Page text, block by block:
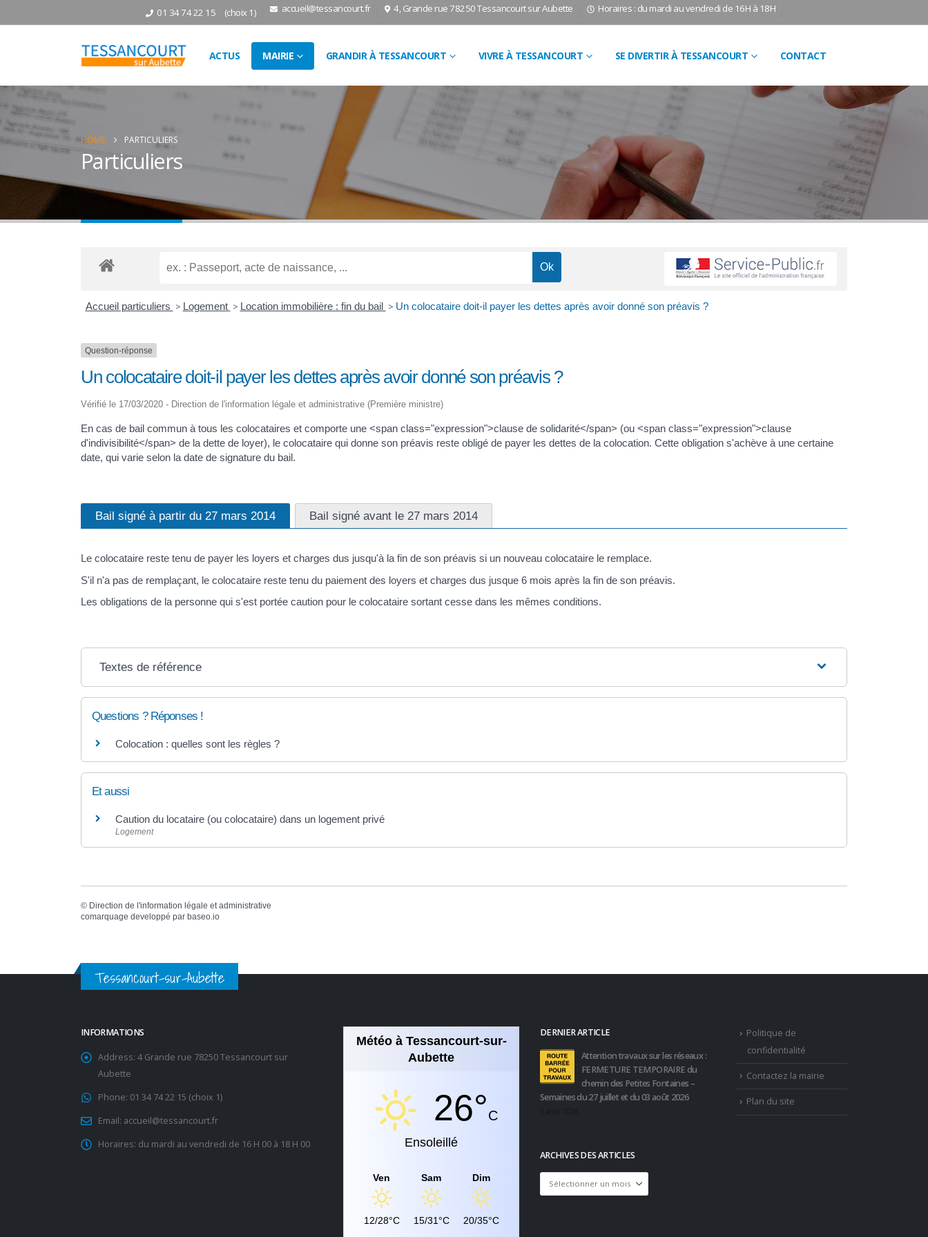
01 34 74 22 15 (choix 1) accueil@tessancourt.fr 4, Grande rue 78250 Tessancourt sur Aubette Horaires : du mardi au vendredi de 16H à 18H
ACTUS MAIRIE GRANDIR À TESSANCOURT VIVRE À TESSANCOURT SE DIVERTIR À TESSANCOURT CONTACT
HOME PARTICULIERS
Particuliers
Accueil particuliers > Logement > Location immobilière : fin du bail > Un colocataire doit-il payer les dettes après avoir donné son préavis ?
Question-réponse
Un colocataire doit-il payer les dettes après avoir donné son préavis ?
Vérifié le 17/03/2020 - Direction de l'information légale et administrative (Première ministre)
En cas de bail commun à tous les colocataires et comporte une <span class="expression">clause de solidarité</span> (ou <span class="expression">clause
d'indivisibilité</span> de la dette de loyer), le colocataire qui donne son préavis reste obligé de payer les dettes de la colocation. Cette obligation s'achève à une certaine
date, qui varie selon la date de signature du bail.
Bail signé à partir du 27 mars 2014 Bail signé avant le 27 mars 2014
Le colocataire reste tenu de payer les loyers et charges dus jusqu'à la fin de son préavis si un nouveau colocataire le remplace.
S'il n'a pas de remplaçant, le colocataire reste tenu du paiement des loyers et charges dus jusque 6 mois après la fin de son préavis.
Les obligations de la personne qui s'est portée caution pour le colocataire sortant cesse dans les mêmes conditions.
Textes de référence
Questions ? Réponses !
Colocation : quelles sont les règles ?
Et aussi
Caution du locataire (ou colocataire) dans un logement privé
Logement
© Direction de l'information légale et administrative
comarquage developpé par baseo.io
Tessancourt-sur-Aubette
INFORMATIONS
Address: 4 Grande rue 78250 Tessancourt sur
Aubette
Phone: 01 34 74 22 15 (choix 1)
Email: accueil@tessancourt.fr
Horaires: du mardi au vendredi de 16 H 00 à 18 H 00
Météo à Tessancourt-sur-
Aubette
26°C
Ensoleillé
Ven
12/28°C
Sam
15/31°C
Dim
20/35°C
DERNIER ARTICLE
Attention travaux sur les réseaux :
FERMETURE TEMPORAIRE du
chemin des Petites Fontaines –
Semaines du 27 juillet et du 03 août 2026
ARCHIVES DES ARTICLES
Archives
des
Politique de
confidentialité
Contactez la mairie
Plan du site